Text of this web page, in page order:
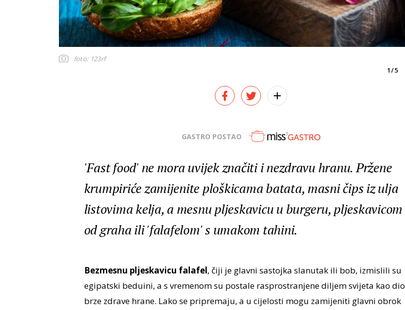
1/5
foto: 123rf
GASTRO POSTAO
'Fast food' ne mora uvijek značiti i nezdravu hranu. Pržene
krumpiriće zamijenite ploškicama batata, masni čips iz ulja
listovima kelja, a mesnu pljeskavicu u burgeru, pljeskavicom
od graha ili 'falafelom' s umakom tahini.
Bezmesnu pljeskavicu falafel, čiji je glavni sastojka slanutak ili bob, izmislili su
egipatski beduini, a s vremenom su postale rasprostranjene diljem svijeta kao dio
brze zdrave hrane. Lako se pripremaju, a u cijelosti mogu zamijeniti glavni obrok